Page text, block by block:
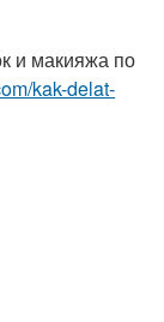
и макияжа по
kak-delat-